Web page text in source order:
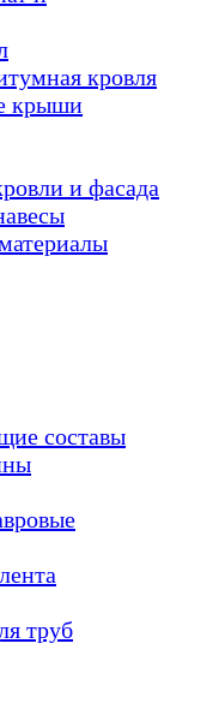
кровля
крыши
и фасада
составы
труб